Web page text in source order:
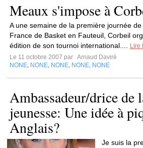
Meaux s'impose à
A une semaine de la première journée
France de Basket en Fauteuil, Corbeil
édition de son tournoi international....
Lire
Le 11 octobre 2007 par Arnaud Daviré
NONE NONE NONE NONE NONE
Ambassadeur/drice de
jeunesse: Une idée à
Anglais?
Je suis la